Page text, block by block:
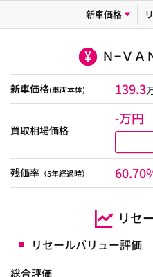
新車価格
Ｎ−ＶＡ
新車価格(車両本体) 139.3
買取相場価格
-万円
残価率 （5年経過時）
リセ
リセールバリュー評価
総合評価